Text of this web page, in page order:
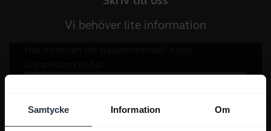
Samtycke Information Om
Vi behöver lite information